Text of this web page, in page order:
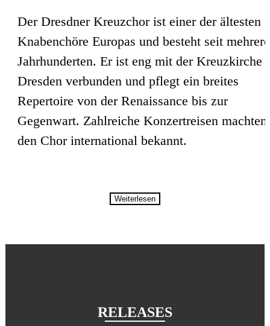
Der Dresdner Kreuzchor ist einer der ältesten
Knabenchöre Europas und besteht seit
Jahrhunderten. Er ist eng mit der Kreuzkirche
Dresden verbunden und pflegt ein breites
Repertoire von der Renaissance bis zur
Gegenwart. Zahlreiche Konzertreisen machten
den Chor international bekannt.
Weiterlesen
RELEASES